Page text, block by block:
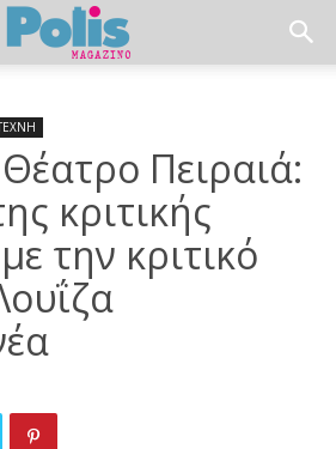
Πειραιά:
κριτικής
την κριτικό